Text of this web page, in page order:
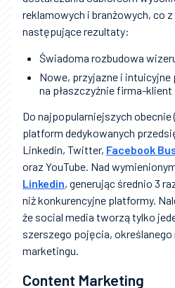
reklamowych i branżowych, co
następujące rezultaty:
Świadoma rozbudowa
Nowe, przyjazne i intuicyjne
na płaszczyźnie firma-klient
Do najpopularniejszych obecnie
platform dedykowanych
Linkedin, Twitter, Facebook
oraz YouTube. Nad
Linkedin, generując średnio 3
niż konkurencyjne platformy.
że social media tworzą tylko
szerszego pojęcia,
marketingu.
Content Marketing